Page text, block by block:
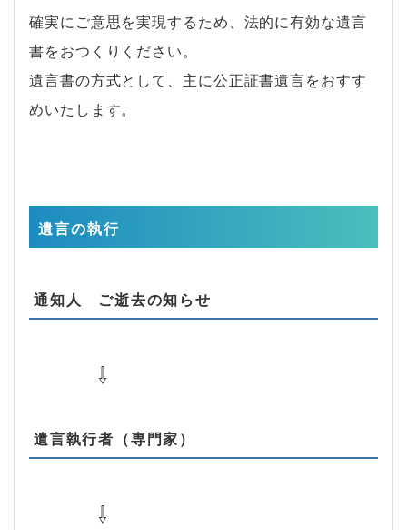
確実にご意思を実現するため、法的に有効な遺言
書をおつくりください。
遺言書の方式として、主に公正証書遺言をおすす
めいたします。
遺言の執行
通知人 ご逝去の知らせ
⇩
遺言執行者（専門家）
⇩